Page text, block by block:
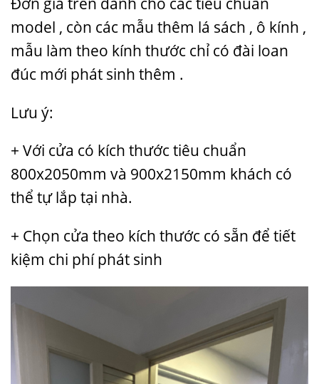
model , còn các mẫu thêm lá sách , ô kính ,
mẫu làm theo kính thước chỉ có đài loan
đúc mới phát sinh thêm .
Lưu ý:
+ Với cửa có kích thước tiêu chuẩn
800x2050mm và 900x2150mm khách có
thể tự lắp tại nhà.
+ Chọn cửa theo kích thước có sẵn để tiết
kiệm chi phí phát sinh